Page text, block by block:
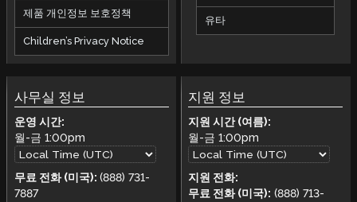
제품 개인정보 보호정책
Children’s Privacy Notice
유타
사무실 정보
운영 시간:
월-금 1:00pm
무료 전화 (미국): (888) 731-
7887
지원 정보
지원 시간 (여름):
월-금1:00pm
지원 전화:
무료 전화 (미국): (888) 713-